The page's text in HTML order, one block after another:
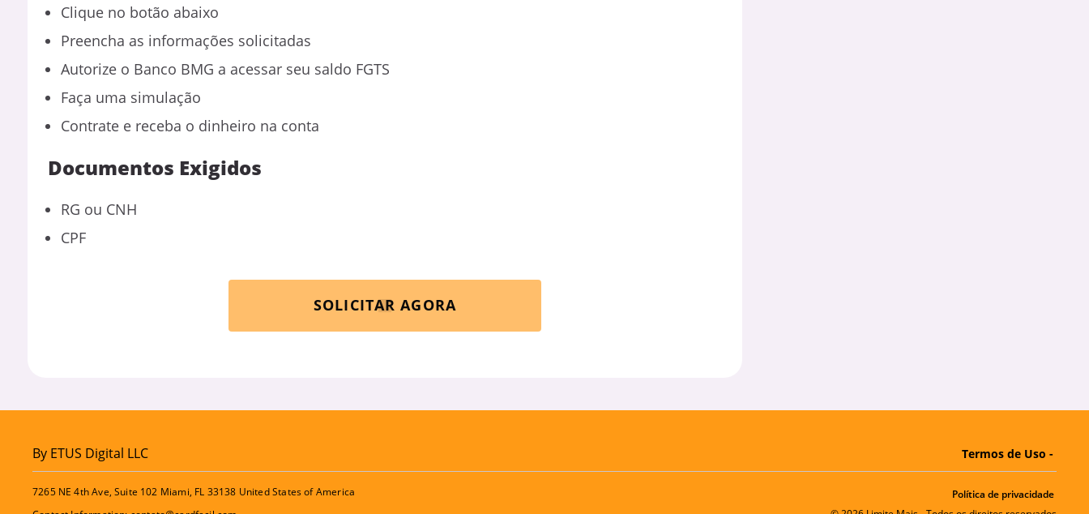
Clique no botão abaixo
Preencha as informações solicitadas
Autorize o Banco BMG a acessar seu saldo FGTS
Faça uma simulação
Contrate e receba o dinheiro na conta
Documentos Exigidos
RG ou CNH
CPF
SOLICITAR AGORA
By ETUS Digital LLC Termos de Uso -
7265 NE 4th Ave, Suite 102 Miami, FL 33138 United States of America
Política de privacidade